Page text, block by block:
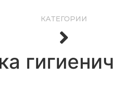
КАТЕГОРИИ